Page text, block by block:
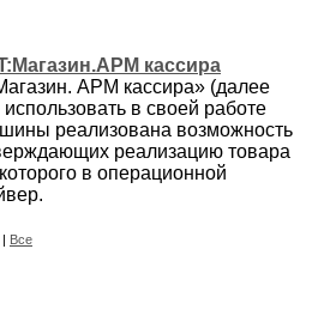
кассира
АРМ кассира» (далее
в своей работе
реализована возможность
реализацию товара
в операционной
| Все